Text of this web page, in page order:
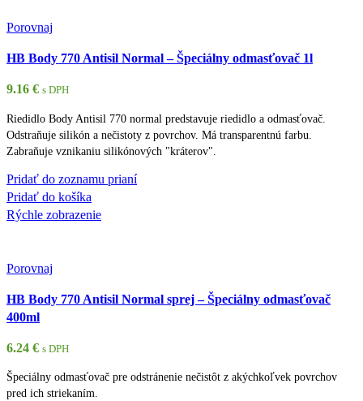
Porovnaj
HB Body 770 Antisil Normal – Špeciálny odmasťovač 1l
9.16 € s DPH
Riedidlo Body Antisil 770 normal predstavuje riedidlo a odmasťovač.
Odstraňuje silikón a nečistoty z povrchov. Má transparentnú farbu.
Zabraňuje vznikaniu silikónových "kráterov".
Pridať do zoznamu prianí
Pridať do košíka
Rýchle zobrazenie
Porovnaj
HB Body 770 Antisil Normal sprej – Špeciálny odmasťovač
400ml
6.24 € s DPH
Špeciálny odmasťovač pre odstránenie nečistôt z akýchkoľvek povrchov
pred ich striekaním.